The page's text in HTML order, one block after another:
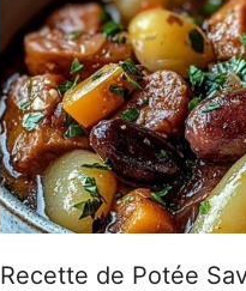
Recette de Potée